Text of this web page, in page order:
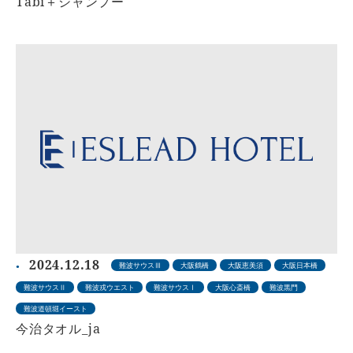
2024.12.18 難波サウスⅢ 大阪鶴橋 大阪恵美須 大阪日本橋
難波サウスⅡ 難波戎ウエスト 難波サウスⅠ 大阪心斎橋 難波黒門
難波道頓堀イースト
今治タオル_ja